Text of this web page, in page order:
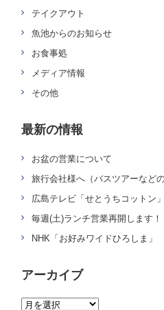
テイクアウト
魚池からのお知らせ
お食事処
メディア情報
その他
最新の情報
お盆の営業について
旅行会社様へ（バスツアーなどの
広島テレビ「せとうちコットン」
毎週(土)ランチ営業再開します！
NHK「お好みワイドひろしま」
アーカイブ